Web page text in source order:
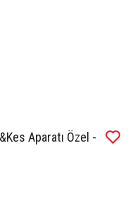
Aparatı Özel -